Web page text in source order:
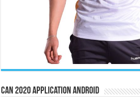
CAN 2020 Application Android